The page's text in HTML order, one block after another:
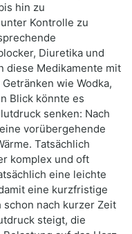
hin zu
Kontrolle zu
Diuretika und
diese Medikamente mit
wie Wodka,
Blick könnte es
senken: Nach
vorübergehende
Tatsächlich
komplex und oft
eine leichte
eine kurzfristige
nach kurzer Zeit
steigt, die